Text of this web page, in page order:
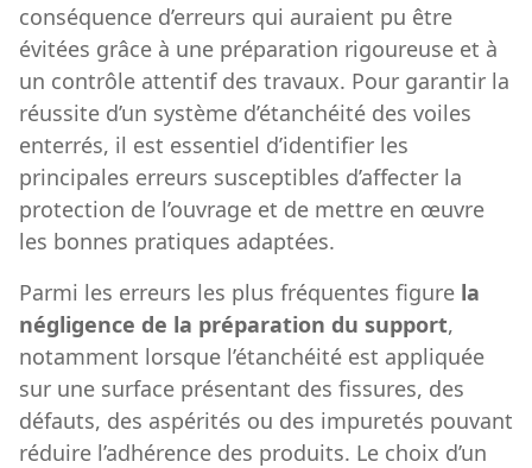
conséquence d’erreurs qui auraient pu être
évitées grâce à une préparation rigoureuse et à
un contrôle attentif des travaux. Pour garantir la
réussite d’un système d’étanchéité des voiles
enterrés, il est essentiel d’identifier les
principales erreurs susceptibles d’affecter la
protection de l’ouvrage et de mettre en œuvre
les bonnes pratiques adaptées.
Parmi les erreurs les plus fréquentes figure la
négligence de la préparation du support,
notamment lorsque l’étanchéité est appliquée
sur une surface présentant des fissures, des
défauts, des aspérités ou des impuretés pouvant
réduire l’adhérence des produits. Le choix d’un